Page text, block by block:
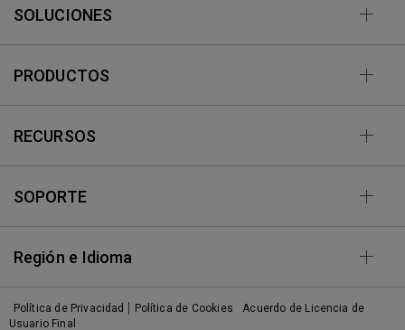
SOLUCIONES
PRODUCTOS
RECURSOS
SOPORTE
Región e Idioma
Política de Privacidad Política de Cookies
Acuerdo de Licencia de
Usuario Final